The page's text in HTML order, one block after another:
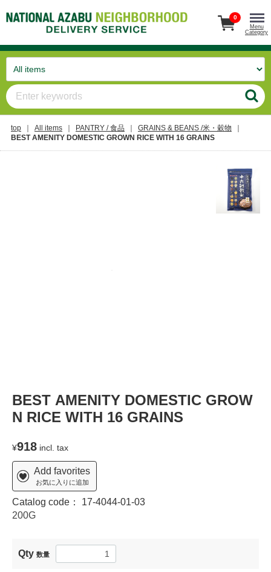
0
Menu
Category
top All items PANTRY / 食品
GRAINS & BEANS /米・穀物
BEST AMENITY DOMESTIC GROWN RICE WITH 16 GRAINS
BEST AMENITY DOMESTIC GROW
N RICE WITH 16 GRAINS
¥918 incl. tax
Add favorites
お気に入りに追加
Catalog code： 17-4044-01-03
200G
Qty 数量